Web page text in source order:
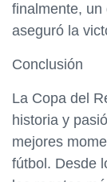
finalmente, un
aseguró la
Conclusión
La Copa del
historia y
mejores
fútbol. Desde